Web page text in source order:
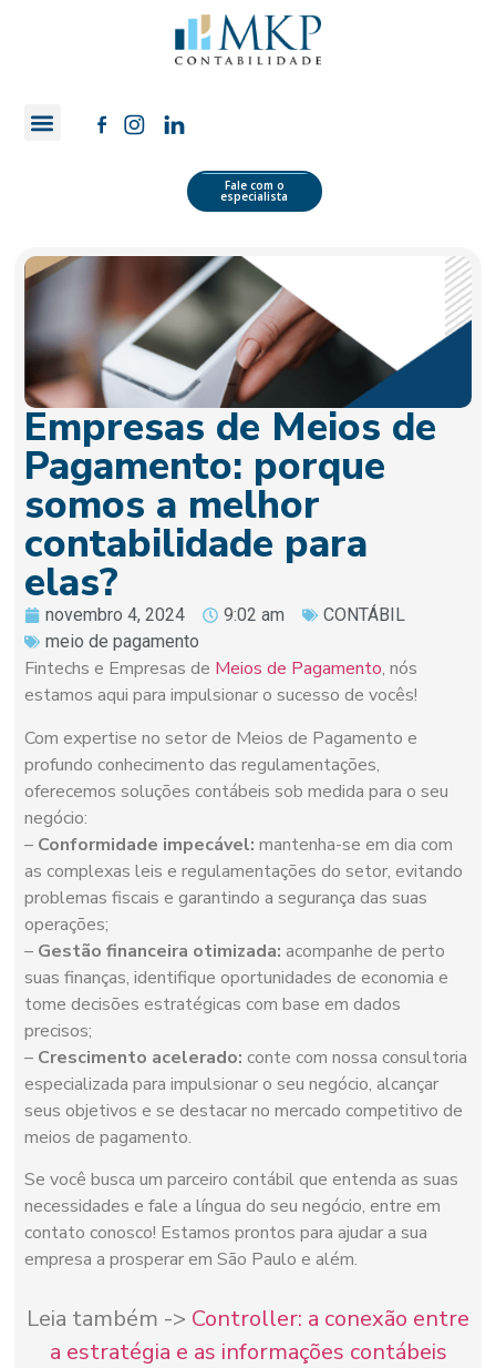
Fale com o
especialista
Empresas de Meios de
Pagamento: porque
somos a melhor
contabilidade para
elas?
novembro 4, 2024 9:02 am
CONTÁBIL
meio de pagamento
Fintechs e Empresas de Meios de Pagamento, nós
estamos aqui para impulsionar o sucesso de vocês!
Com expertise no setor de Meios de Pagamento e
profundo conhecimento das regulamentações,
oferecemos soluções contábeis sob medida para o seu
negócio:
– Conformidade impecável: mantenha-se em dia com
as complexas leis e regulamentações do setor, evitando
problemas fiscais e garantindo a segurança das suas
operações;
– Gestão financeira otimizada: acompanhe de perto
suas finanças, identifique oportunidades de economia e
tome decisões estratégicas com base em dados
precisos;
– Crescimento acelerado: conte com nossa consultoria
especializada para impulsionar o seu negócio, alcançar
seus objetivos e se destacar no mercado competitivo de
meios de pagamento.
Se você busca um parceiro contábil que entenda as suas
necessidades e fale a língua do seu negócio, entre em
contato conosco! Estamos prontos para ajudar a sua
empresa a prosperar em São Paulo e além.
Leia também -> Controller: a conexão entre
a estratégia e as informações contábeis